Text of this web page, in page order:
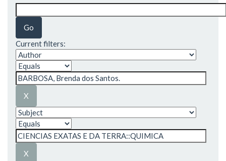
Current filters: